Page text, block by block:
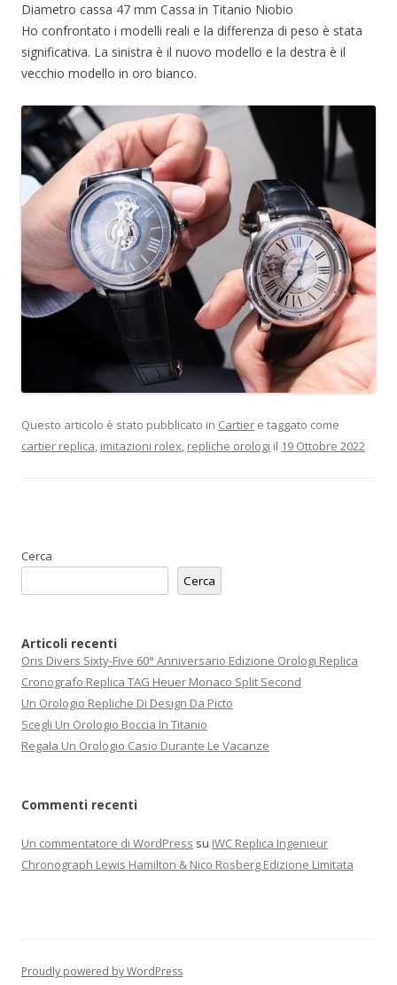
Diametro cassa 47 mm Cassa in Titanio Niobio
Ho confrontato i modelli reali e la differenza di peso è stata
significativa. La sinistra è il nuovo modello e la destra è il
vecchio modello in oro bianco.
Questo articolo è stato pubblicato in Cartier e taggato come
cartier replica, imitazioni rolex, repliche orologi il 19 Ottobre 2022
Cerca
Cerca
Articoli recenti
Oris Divers Sixty-Five 60° Anniversario Edizione Orologi Replica
Cronografo Replica TAG Heuer Monaco Split Second
Un Orologio Repliche Di Design Da Picto
Scegli Un Orologio Boccia In Titanio
Regala Un Orologio Casio Durante Le Vacanze
Commenti recenti
Un commentatore di WordPress su IWC Replica Ingenieur
Chronograph Lewis Hamilton & Nico Rosberg Edizione Limitata
Proudly powered by WordPress